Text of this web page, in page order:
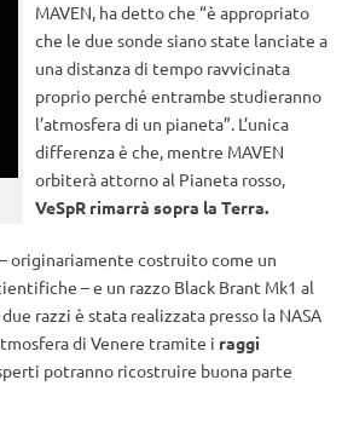
MAVEN, ha detto che “è appropriato
che le due sonde siano state lanciate a
una distanza di tempo ravvicinata
proprio perché entrambe studieranno
l’atmosfera di un pianeta”. L’unica
differenza è che, mentre MAVEN
orbiterà attorno al Pianeta rosso,
VeSpR rimarrà sopra la Terra.
originariamente costruito come un
– e un razzo Black Brant Mk1 al
razzi è stata realizzata presso la NASA
di Venere tramite i raggi
potranno ricostruire buona parte